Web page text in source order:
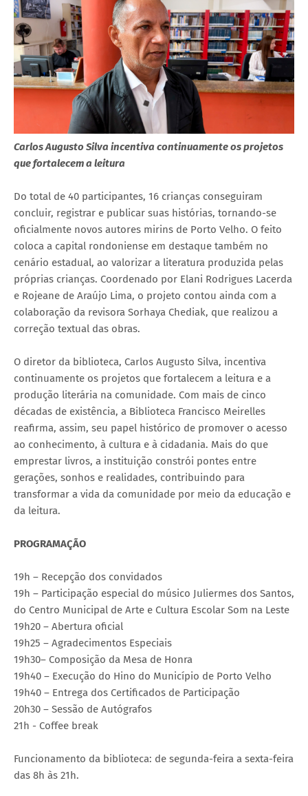
Carlos Augusto Silva incentiva continuamente os projetos
que fortalecem a leitura
Do total de 40 participantes, 16 crianças conseguiram
concluir, registrar e publicar suas histórias, tornando-se
oficialmente novos autores mirins de Porto Velho. O feito
coloca a capital rondoniense em destaque também no
cenário estadual, ao valorizar a literatura produzida pelas
próprias crianças. Coordenado por Elani Rodrigues Lacerda
e Rojeane de Araújo Lima, o projeto contou ainda com a
colaboração da revisora Sorhaya Chediak, que realizou a
correção textual das obras.
O diretor da biblioteca, Carlos Augusto Silva, incentiva
continuamente os projetos que fortalecem a leitura e a
produção literária na comunidade. Com mais de cinco
décadas de existência, a Biblioteca Francisco Meirelles
reafirma, assim, seu papel histórico de promover o acesso
ao conhecimento, à cultura e à cidadania. Mais do que
emprestar livros, a instituição constrói pontes entre
gerações, sonhos e realidades, contribuindo para
transformar a vida da comunidade por meio da educação e
da leitura.
PROGRAMAÇÃO
19h – Recepção dos convidados
19h – Participação especial do músico Juliermes dos Santos,
do Centro Municipal de Arte e Cultura Escolar Som na Leste
19h20 – Abertura oficial
19h25 – Agradecimentos Especiais
19h30– Composição da Mesa de Honra
19h40 – Execução do Hino do Município de Porto Velho
19h40 – Entrega dos Certificados de Participação
20h30 – Sessão de Autógrafos
21h - Coffee break
Funcionamento da biblioteca: de segunda-feira a sexta-feira
das 8h às 21h.